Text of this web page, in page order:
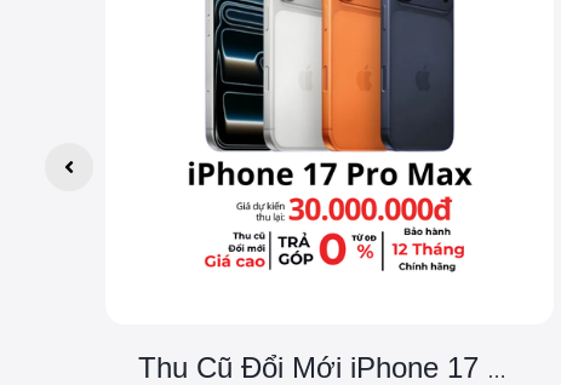
Thu Cũ Đổi Mới iPhone 17 Pro Max